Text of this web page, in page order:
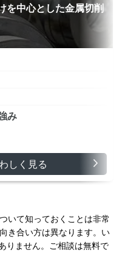
を中心とした金属切削
み
しく見る
いて知っておくことは非常
き合い方は異なります。い
りません。ご相談は無料で